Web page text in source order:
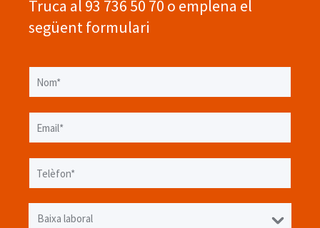
Truca al 93 736 50 70 o emplena el
següent formulari
Telèfon*
Baixa laboral